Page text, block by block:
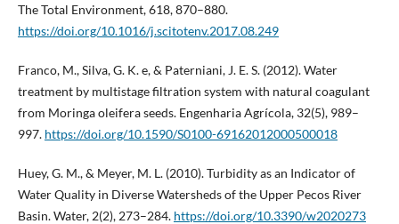
The Total Environment, 618, 870–880.
https://doi.org/10.1016/j.scitotenv.2017.08.249
Franco, M., Silva, G. K. e, & Paterniani, J. E. S. (2012). Water
treatment by multistage filtration system with natural coagulant
from Moringa oleifera seeds. Engenharia Agrícola, 32(5), 989–
997. https://doi.org/10.1590/S0100-69162012000500018
Huey, G. M., & Meyer, M. L. (2010). Turbidity as an Indicator of
Water Quality in Diverse Watersheds of the Upper Pecos River
Basin. Water, 2(2), 273–284. https://doi.org/10.3390/w2020273